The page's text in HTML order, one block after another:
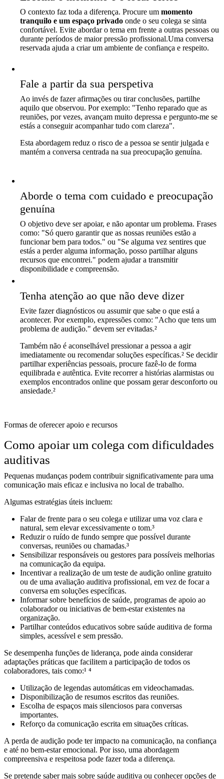
O contexto faz toda a diferença. Procure um momento
tranquilo e um espaço privado onde o seu colega se sinta
confortável. Evite abordar o tema em frente a outras pessoas ou
durante períodos de maior pressão profissional.Uma conversa
reservada ajuda a criar um ambiente de confiança e respeito.
Fale a partir da sua perspetiva
Ao invés de fazer afirmações ou tirar conclusões, partilhe
aquilo que observou. Por exemplo: "Tenho reparado que as
reuniões, por vezes, avançam muito depressa e pergunto-me se
estás a conseguir acompanhar tudo com clareza".
Esta abordagem reduz o risco de a pessoa se sentir julgada e
mantém a conversa centrada na sua preocupação genuína.
Aborde o tema com cuidado e preocupação
genuína
O objetivo deve ser apoiar, e não apontar um problema. Frases
como: "Só quero garantir que as nossas reuniões estão a
funcionar bem para todos." ou "Se alguma vez sentires que
estás a perder alguma informação, posso partilhar alguns
recursos que encontrei." podem ajudar a transmitir
disponibilidade e compreensão.
Tenha atenção ao que não deve dizer
Evite fazer diagnósticos ou assumir que sabe o que está a
acontecer. Por exemplo, expressões como: "Acho que tens um
problema de audição." devem ser evitadas.²
Também não é aconselhável pressionar a pessoa a agir
imediatamente ou recomendar soluções específicas.² Se decidir
partilhar experiências pessoais, procure fazê-lo de forma
equilibrada e autêntica. Evite recorrer a histórias alarmistas ou
exemplos encontrados online que possam gerar desconforto ou
ansiedade.²
Formas de oferecer apoio e recursos
Como apoiar um colega com dificuldades
auditivas
Pequenas mudanças podem contribuir significativamente para uma
comunicação mais eficaz e inclusiva no local de trabalho.
Algumas estratégias úteis incluem:
Falar de frente para o seu colega e utilizar uma voz clara e
natural, sem elevar excessivamente o tom.³
Reduzir o ruído de fundo sempre que possível durante
conversas, reuniões ou chamadas.³
Sensibilizar responsáveis ou gestores para possíveis melhorias
na comunicação da equipa.
Incentivar a realização de um teste de audição online gratuito
ou de uma avaliação auditiva profissional, em vez de focar a
conversa em soluções específicas.
Informar sobre benefícios de saúde, programas de apoio ao
colaborador ou iniciativas de bem-estar existentes na
organização.
Partilhar conteúdos educativos sobre saúde auditiva de forma
simples, acessível e sem pressão.
Se desempenha funções de liderança, pode ainda considerar
adaptações práticas que facilitem a participação de todos os
colaboradores, tais como:¹ ⁴
Utilização de legendas automáticas em videochamadas.
Disponibilização de resumos escritos das reuniões.
Escolha de espaços mais silenciosos para conversas
importantes.
Reforço da comunicação escrita em situações críticas.
A perda de audição pode ter impacto na comunicação, na confiança
e até no bem-estar emocional. Por isso, uma abordagem
compreensiva e respeitosa pode fazer toda a diferença.
Se pretende saber mais sobre saúde auditiva ou conhecer opções de